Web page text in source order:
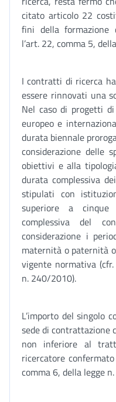
citato articolo 22
fini della formazione
l’art. 22, comma 5,
I contratti di ricerca
essere rinnovati una
Nel caso di progetti
europeo e
durata biennale
considerazione delle
obiettivi e alla
durata complessiva
stipulati con
superiore a
complessiva del
considerazione i
maternità o paternità
vigente normativa
n. 240/2010).
L’importo del singolo
sede di contrattazione
non inferiore al
ricercatore
comma 6, della legge